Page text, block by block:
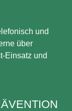
und
über
Einsatz und